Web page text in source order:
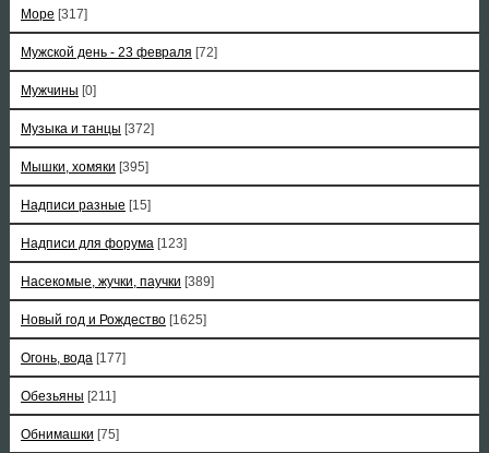
Море [317]
Мужской день - 23 февраля [72]
Мужчины [0]
Музыка и танцы [372]
Мышки, хомяки [395]
Надписи разные [15]
Надписи для форума [123]
Насекомые, жучки, паучки [389]
Новый год и Рождество [1625]
Огонь, вода [177]
Обезьяны [211]
Обнимашки [75]